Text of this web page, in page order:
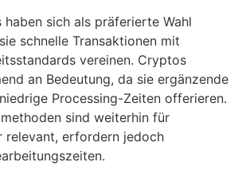
haben sich als präferierte Wahl
schnelle Transaktionen mit
vereinen. Cryptos
an Bedeutung, da sie ergänzende
Processing-Zeiten offerieren.
sind weiterhin für
relevant, erfordern jedoch